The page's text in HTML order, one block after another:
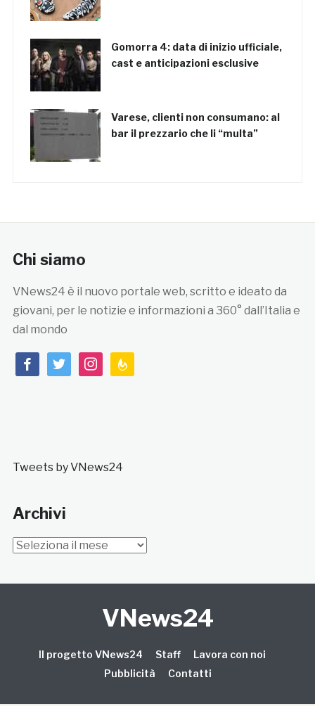
Gomorra 4: data di inizio ufficiale,
cast e anticipazioni esclusive
Varese, clienti non consumano: al
bar il prezzario che li “multa”
Chi siamo
VNews24 è il nuovo portale web, scritto e ideato da
giovani, per le notizie e informazioni a 360° dall’Italia e
dal mondo
facebooktwitterinstagramfeedburner
Tweets by VNews24
Archivi
Archivi
VNews24
Il progetto VNews24 Staff
Lavora con noi
Pubblicità
Contatti